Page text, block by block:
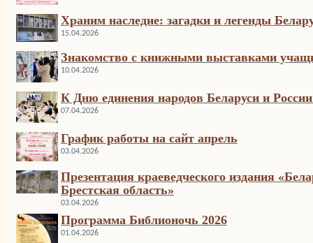
Храним наследие: загадки и легенды
15.04.2026
Знакомство с книжными выставками
10.04.2026
К Дню единения народов Беларуси и
07.04.2026
График работы на сайт апрель
03.04.2026
Презентация краеведческого издания
Брестская область»
03.04.2026
Программа Библионочь 2026
01.04.2026